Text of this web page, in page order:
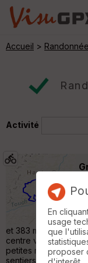
Accueil >
Activité
et 383 m de
centre ville de
petites routes très
sentiers de
En
usage
que
proposer